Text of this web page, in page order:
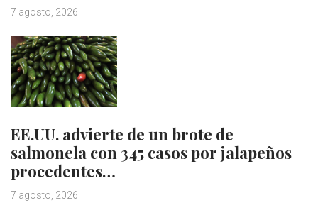
7 agosto, 2026
EE.UU. advierte de un brote de
salmonela con 345 casos por jalapeños
procedentes…
7 agosto, 2026